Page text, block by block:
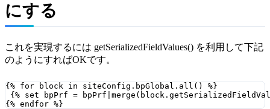
にする
これを実現するには getSerializedFieldValues() を利用して下記
のようにすればOKです。
{% for block in siteConfig.bpGlobal.all() %}
{% set bpPrf =
{% endfor %}